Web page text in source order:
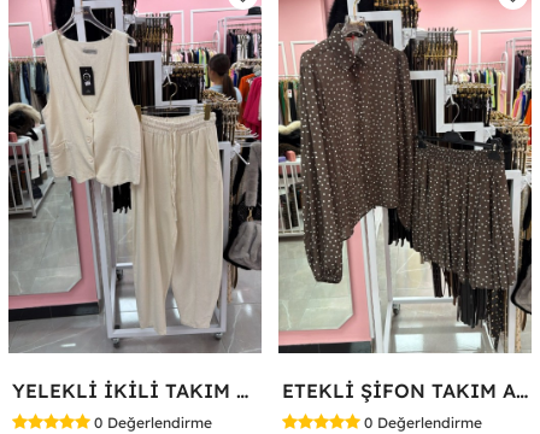
YELEKLİ İKİLİ TAKIM Bej
0 Değerlendirme
ETEKLİ ŞİFON TAKIM Acı Kahve
0 Değerlendirme